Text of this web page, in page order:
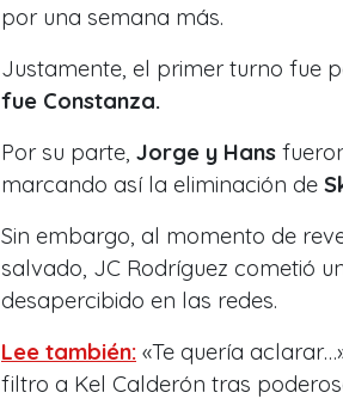
por una semana más.
Justamente, el primer turno fue
fue Constanza.
Por su parte, Jorge y Hans
marcando así la eliminación de
Sin embargo, al momento de
salvado, JC Rodríguez cometió
desapercibido en las redes.
Lee también: «Te quería
filtro a Kel Calderón tras